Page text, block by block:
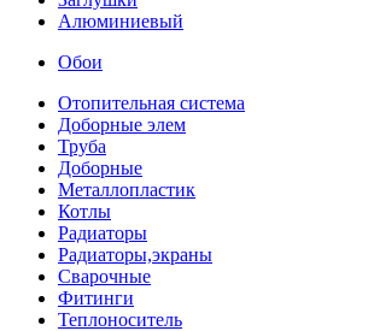
Алюминиевый
Обои
Отопительная система
Доборные элем
Труба
Доборные
Металлопластик
Котлы
Радиаторы
Радиаторы,экраны
Сварочные
Фитинги
Теплоноситель